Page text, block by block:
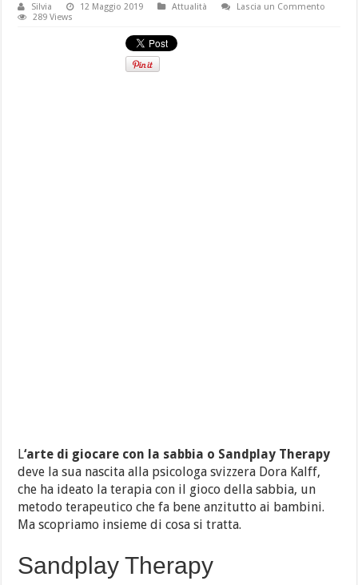
Silvia 12 Maggio 2019 Attualità
Lascia un Commento
289 Views
L‘arte di giocare con la sabbia o Sandplay Therapy
deve la sua nascita alla psicologa svizzera Dora Kalff,
che ha ideato la terapia con il gioco della sabbia, un
metodo terapeutico che fa bene anzitutto ai bambini.
Ma scopriamo insieme di cosa si tratta.
Sandplay Therapy